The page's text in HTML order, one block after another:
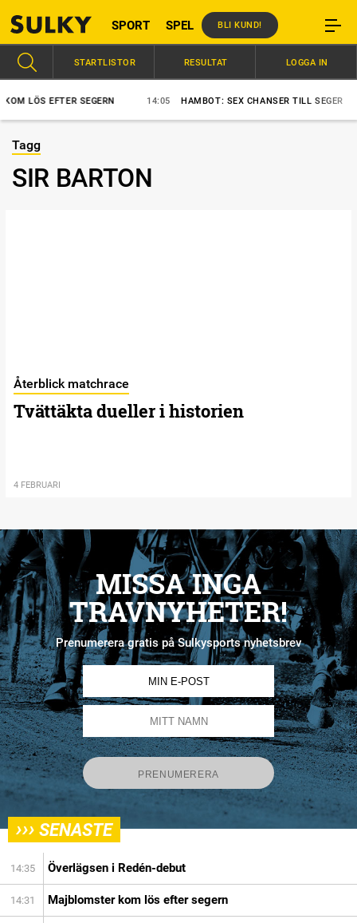
SPORT SPEL BLI KUND!
LÖS EFTER SEGERN 14:05 HAMBOT: SEX CHANSER TILL SEGER
STARTLISTOR RESULTAT LOGGA IN
Tagg
SIR BARTON
Återblick matchrace
Tvättäkta dueller i historien
4 FEBRUARI
MISSA INGA
TRAVNYHETER!
Prenumerera gratis på Sulkysports nyhetsbrev
››› SENASTE
14:35 Överlägsen i Redén-debut
14:31 Majblomster kom lös efter segern